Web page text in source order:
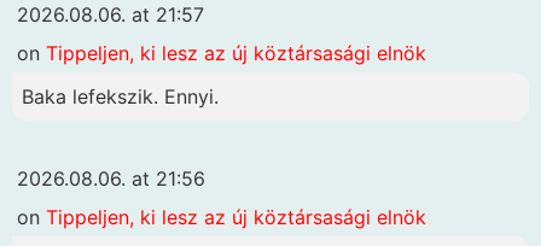
2026.08.06. at 21:57
on Tippeljen, ki lesz az új köztársasági elnök
Baka lefekszik. Ennyi.
2026.08.06. at 21:56
on Tippeljen, ki lesz az új köztársasági elnök